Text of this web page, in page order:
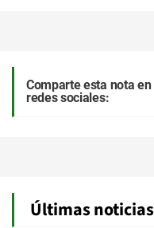
Comparte esta nota en
redes sociales:
Últimas noticias